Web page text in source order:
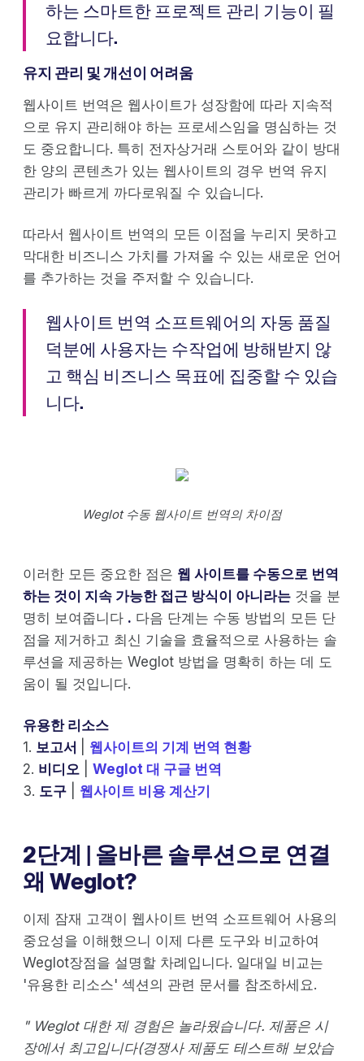
하는 스마트한 프로젝트 관리 기능이 필
요합니다.
유지 관리 및 개선이 어려움
웹사이트 번역은 웹사이트가 성장함에 따라 지속적
으로 유지 관리해야 하는 프로세스임을 명심하는 것
도 중요합니다. 특히 전자상거래 스토어와 같이 방대
한 양의 콘텐츠가 있는 웹사이트의 경우 번역 유지
관리가 빠르게 까다로워질 수 있습니다.
따라서 웹사이트 번역의 모든 이점을 누리지 못하고
막대한 비즈니스 가치를 가져올 수 있는 새로운 언어
를 추가하는 것을 주저할 수 있습니다.
웹사이트 번역 소프트웨어의 자동 품질
덕분에 사용자는 수작업에 방해받지 않
고 핵심 비즈니스 목표에 집중할 수 있습
니다.
Weglot 수동 웹사이트 번역의 차이점
이러한 모든 중요한 점은 웹 사이트를 수동으로 번역
하는 것이 지속 가능한 접근 방식이 아니라는 것을 분
명히 보여줍니다 . 다음 단계는 수동 방법의 모든 단
점을 제거하고 최신 기술을 효율적으로 사용하는 솔
루션을 제공하는 Weglot 방법을 명확히 하는 데 도
움이 될 것입니다.
유용한 리소스
1. 보고서
웹사이트의 기계 번역 현황
2. 비디오
Weglot 대 구글 번역
3. 도구 웹사이트 비용 계산기
2단계 | 올바른 솔루션으로 연결
왜 Weglot?
이제 잠재 고객이 웹사이트 번역 소프트웨어 사용의
중요성을 이해했으니 이제 다른 도구와 비교하여
Weglot장점을 설명할 차례입니다. 일대일 비교는
'유용한 리소스' 섹션의 관련 문서를 참조하세요.
" Weglot 대한 제 경험은 놀라웠습니다. 제품은 시
장에서 최고입니다(경쟁사 제품도 테스트해 보았습